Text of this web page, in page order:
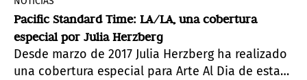
Pacific Standard Time: LA/LA, una cobertura
especial por Julia Herzberg
Desde marzo de 2017 Julia Herzberg ha realizado
una cobertura especial para Arte Al Dia de esta